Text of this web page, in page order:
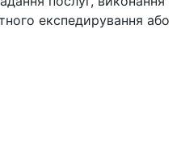
експедирування або